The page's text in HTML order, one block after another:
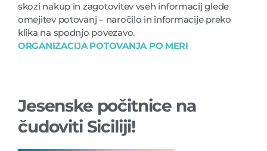
skozi nakup in zagotovitev vseh informacij glede
omejitev potovanj – naročilo in informacije preko
klika na spodnjo povezavo.
ORGANIZACIJA POTOVANJA PO MERI
Jesenske počitnice na
čudoviti Siciliji!